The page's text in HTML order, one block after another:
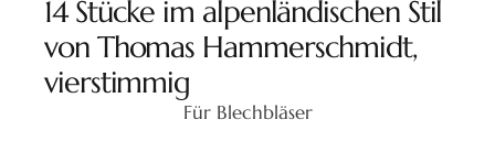
14 Stücke im alpenländischen Stil
von Thomas Hammerschmidt,
vierstimmig
Für Blechbläser